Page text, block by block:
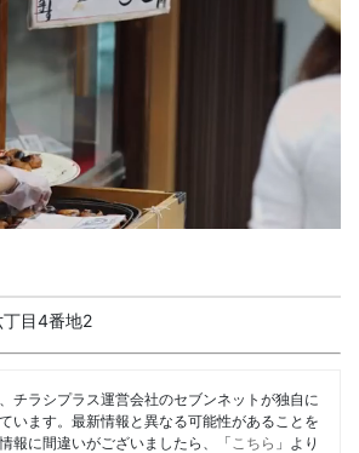
目4番地2
チラシプラス運営会社のセブンネットが独自に
います。最新情報と異なる可能性があることを
報に間違いがございましたら、「 こちら 」より